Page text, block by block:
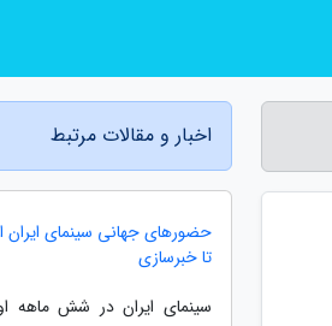
اخبار و مقالات مرتبط
حضورهای جهانی سینمای ایران
تا خبرسازی
سینمای ایران در شش ماهه